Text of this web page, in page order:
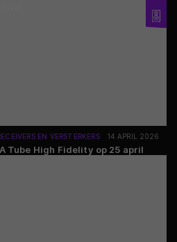
EN VERSTERKERS 14 APRIL 2026
Tube High Fidelity op 25 april